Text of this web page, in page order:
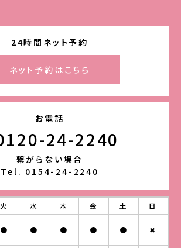
24時間ネット予約
ネット予約はこちら
お電話
24-2240
繋がらない場合
Tel. 0154-24-2240
火 水 木 金 土
日
● ● ● ● ● ✖